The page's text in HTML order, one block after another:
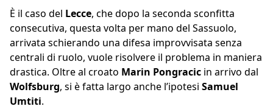
È il caso del Lecce, che dopo la seconda sconfitta
consecutiva, questa volta per mano del Sassuolo,
arrivata schierando una difesa improvvisata senza
centrali di ruolo, vuole risolvere il problema in maniera
drastica. Oltre al croato Marin Pongracic in arrivo dal
Wolfsburg, si è fatta largo anche l’ipotesi Samuel
Umtiti.